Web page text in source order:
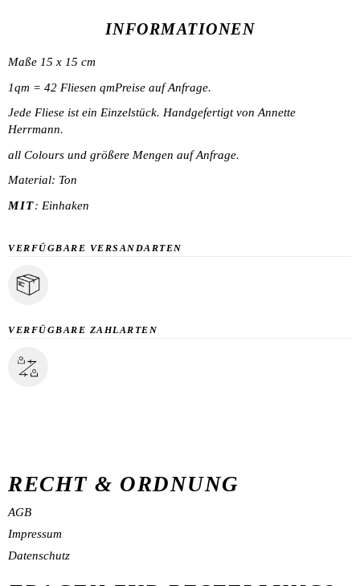
INFORMATIONEN
Maße 15 x 15 cm
1qm = 42 Fliesen qmPreise auf Anfrage.
Jede Fliese ist ein Einzelstück. Handgefertigt von Annette
Herrmann.
all Colours und größere Mengen auf Anfrage.
Material: Ton
MIT: Einhaken
VERFÜGBARE VERSANDARTEN
VERFÜGBARE ZAHLARTEN
RECHT & ORDNUNG
AGB
Impressum
Datenschutz